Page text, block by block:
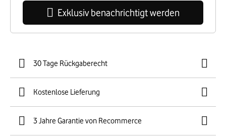
Exklusiv benachrichtigt werden
30 Tage Rückgaberecht
Kostenlose Lieferung
3 Jahre Garantie von Recommerce